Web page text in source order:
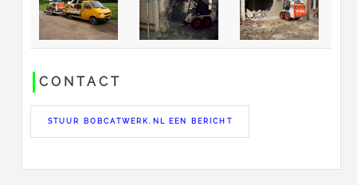
CONTACT
STUUR BOBCATWERK.NL EEN BERICHT